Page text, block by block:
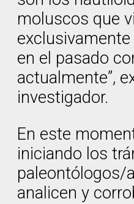
moluscos que
en el pasado
actualmente”,
investigador.
En este
iniciando los
paleontólogos/
analicen y